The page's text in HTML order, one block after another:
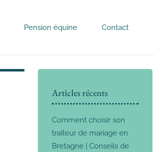
Pension équine Contact
Articles récents
Comment choisir son
traiteur de mariage en
Bretagne | Conseils de